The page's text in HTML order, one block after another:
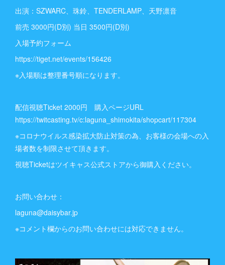
出演：SZWARC、珠鈴、TENDERLAMP、天野凛音
前売 3000円(D別) 当日 3500円(D別)
入場予約フォーム
https://tiget.net/events/156426
※入場順は整理番号順になります。
配信視聴Ticket 2000円 購入ページURL
https://twitcasting.tv/c:laguna_shimokita/shopcart/117304
※コロナウイルス感染拡大防止対策の為、お客様の会場への入
場者数を制限させて頂きます。
視聴Ticketはツイキャス公式ストアから御購入ください。
お問い合わせ：
laguna@daisybar.jp
※コメント欄からのお問い合わせには対応できません。